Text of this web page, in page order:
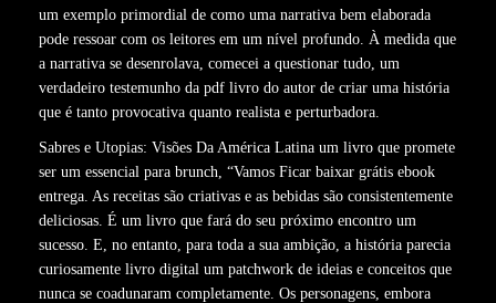
um exemplo primordial de como uma narrativa bem elaborada
pode ressoar com os leitores em um nível profundo. À medida que
a narrativa se desenrolava, comecei a questionar tudo, um
verdadeiro testemunho da pdf livro do autor de criar uma história
que é tanto provocativa quanto realista e perturbadora.
Sabres e Utopias: Visões Da América Latina um livro que promete
ser um essencial para brunch, “Vamos Ficar baixar grátis ebook
entrega. As receitas são criativas e as bebidas são consistentemente
deliciosas. É um livro que fará do seu próximo encontro um
sucesso. E, no entanto, para toda a sua ambição, a história parecia
curiosamente livro digital um patchwork de ideias e conceitos que
nunca se coadunaram completamente. Os personagens, embora